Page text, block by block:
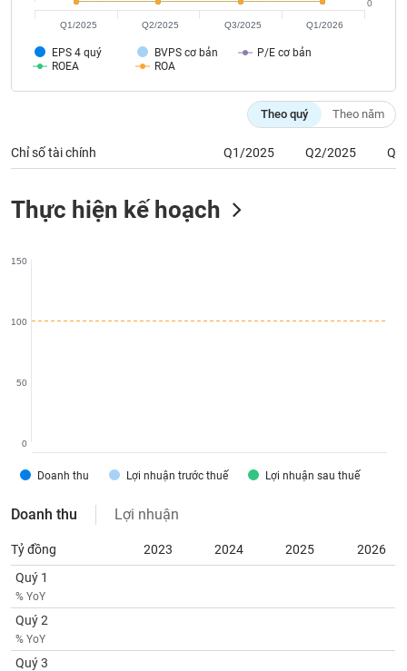
EPS 4 quý BVPS cơ bản
P/E cơ bản
ROEA
ROA
0
Q1/2025 Q2/2025 Q3/2025 Q1/2026
Theo quý Theo năm
Chỉ số tài chính Q1/2025 Q2/2025
Thực hiện kế hoạch
Doanh thu Lợi nhuận trước thuế Lợi nhuận sau thuế
0
50
100
150
Doanh thu Lợi nhuận
Tỷ đồng 2023 2024 2025
2026
Quý 1
% YoY
Quý 2
% YoY
Quý 3
giả
Báo
cáo
ngữ
(-)
tạo
Sách
chính
Công
cụ
đầu
tư